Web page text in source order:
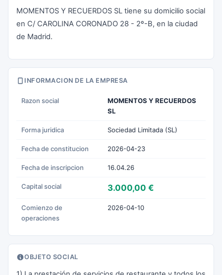
MOMENTOS Y RECUERDOS SL tiene su domicilio social
en C/ CAROLINA CORONADO 28 - 2º-B, en la ciudad
de Madrid.
INFORMACION DE LA EMPRESA
Razon social
MOMENTOS Y RECUERDOS
SL
Forma juridica Sociedad Limitada (SL)
Fecha de constitucion 2026-04-23
Fecha de inscripcion 16.04.26
Capital social 3.000,00 €
Comienzo de
operaciones
2026-04-10
OBJETO SOCIAL